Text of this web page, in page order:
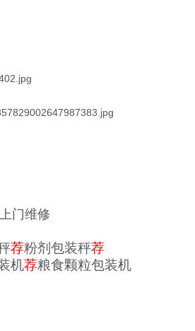
门维修
荐粉剂包装秤荐
机荐粮食颗粒包装机